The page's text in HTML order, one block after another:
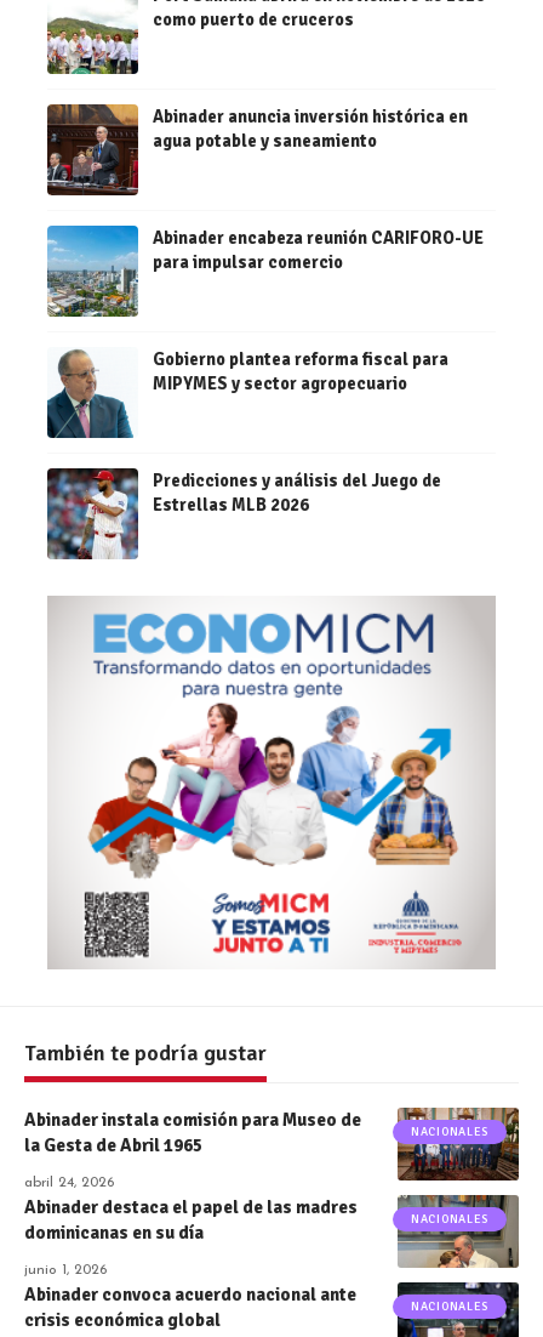
como puerto de cruceros
Abinader anuncia inversión histórica en
agua potable y saneamiento
Abinader encabeza reunión CARIFORO-UE
para impulsar comercio
Gobierno plantea reforma fiscal para
MIPYMES y sector agropecuario
Predicciones y análisis del Juego de
Estrellas MLB 2026
También te podría gustar
NACIONALES
Abinader instala comisión para Museo de
la Gesta de Abril 1965
abril 24, 2026
NACIONALES
Abinader destaca el papel de las madres
dominicanas en su día
junio 1, 2026
NACIONALES
Abinader convoca acuerdo nacional ante
crisis económica global